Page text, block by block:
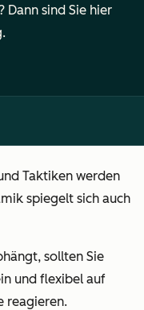
Dann sind Sie hier
Taktiken werden
spiegelt sich auch
sollten Sie
und flexibel auf
reagieren.